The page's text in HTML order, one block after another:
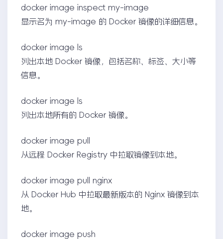
docker image inspect my-image
显示名为 my-image 的 Docker 镜像的详细信息。
docker image ls
列出本地 Docker 镜像，包括名称、标签、大小等
信息。
docker image ls
列出本地所有的 Docker 镜像。
docker image pull
从远程 Docker Registry 中拉取镜像到本地。
docker image pull nginx
从 Docker Hub 中拉取最新版本的 Nginx 镜像到本
地。
docker image push